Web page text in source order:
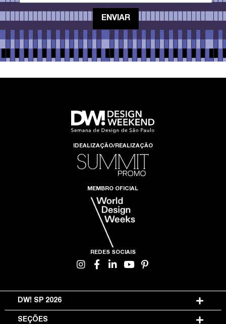
IDEALIZAÇÃO/REALIZAÇÃO
MEMBRO OFICIAL
REDES SOCIAIS
DW! SP 2026
SEÇÕES